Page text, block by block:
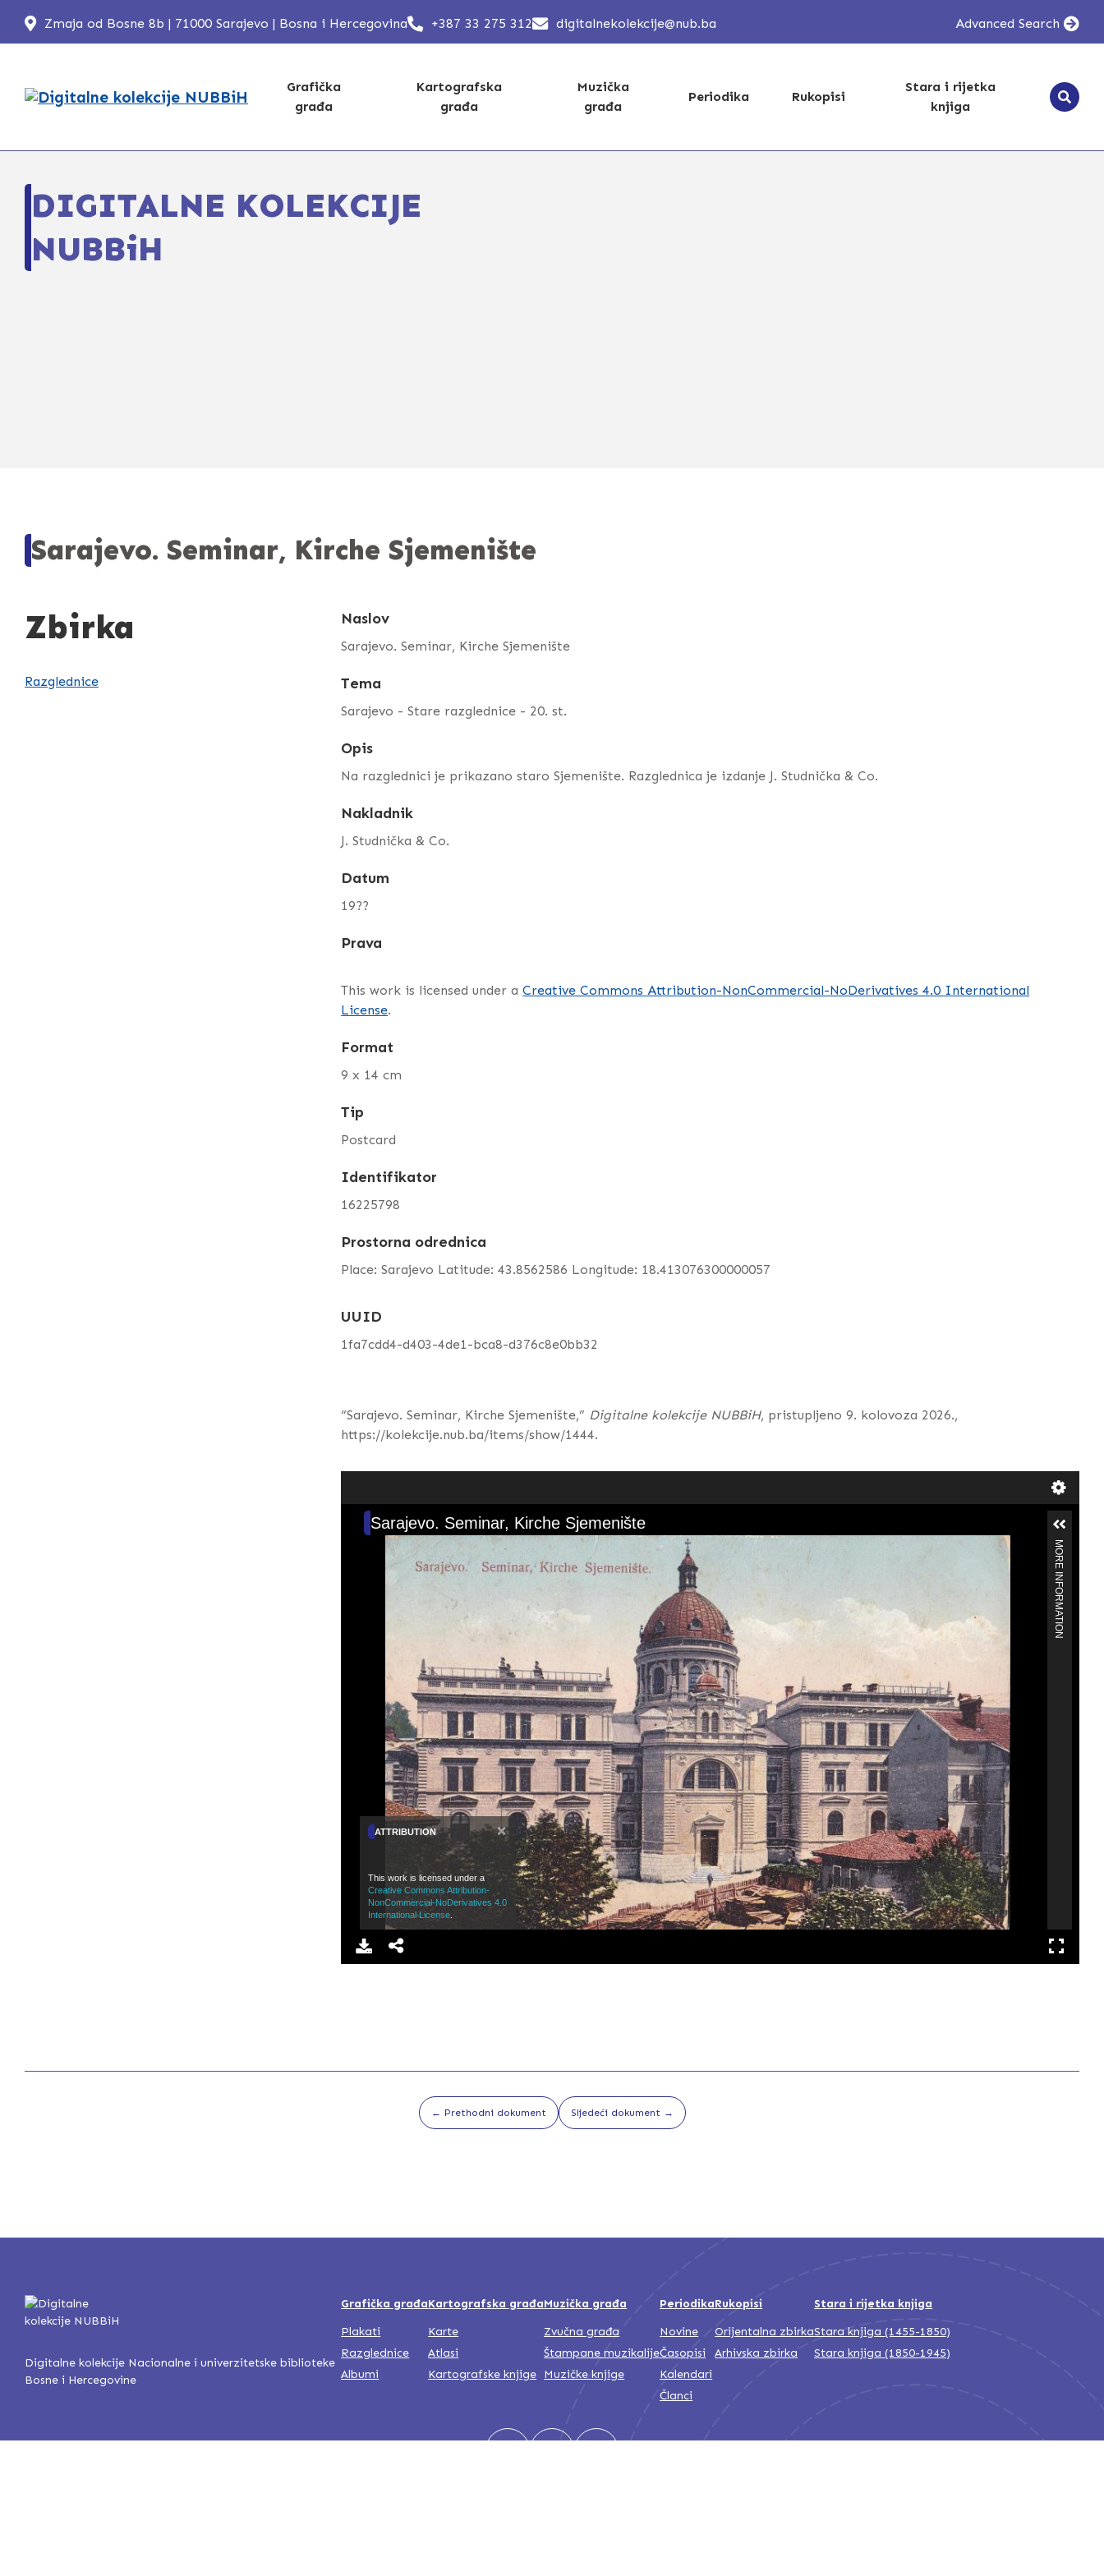
Zmaja od Bosne 8b | 71000 Sarajevo | Bosna i Hercegovina +387 33 275 312 digitalnekolekcije@nub.ba Advanced Search
Grafička
građa
Kartografska
građa
Muzička
građa
Periodika Rukopisi
Stara i rijetka
knjiga
DIGITALNE KOLEKCIJE
NUBBiH
Sarajevo. Seminar, Kirche Sjemenište
Zbirka
Razglednice
Naslov
Sarajevo. Seminar, Kirche Sjemenište
Tema
Sarajevo - Stare razglednice - 20. st.
Opis
Na razglednici je prikazano staro Sjemenište. Razglednica je izdanje J. Studnička & Co.
Nakladnik
J. Studnička & Co.
Datum
19??
Prava
This work is licensed under aCreative Commons Attribution-NonCommercial-NoDerivatives 4.0 International
License.
Format
9 x 14 cm
Tip
Postcard
Identifikator
16225798
Prostorna odrednica
Place: Sarajevo Latitude: 43.8562586 Longitude: 18.413076300000057
UUID
1fa7cdd4-d403-4de1-bca8-d376c8e0bb32
“Sarajevo. Seminar, Kirche Sjemenište,” Digitalne kolekcije NUBBiH, pristupljeno 9. kolovoza 2026.,
https://kolekcije.nub.ba/items/show/1444.
Sarajevo. Seminar, Kirche Sjemenište
ATTRIBUTION ×
This work is licensed under a
Creative Commons Attribution-
NonCommercial-NoDerivatives 4.0
International License
MORE INFORMATION
← Prethodni dokument Sljedeći dokument →
Digitalne kolekcije Nacionalne i univerzitetske biblioteke
Bosne i Hercegovine
Grafička građa
Plakati
Razglednice
Albumi
Kartografska građa
Karte
Atlasi
Kartografske knjige
Muzička građa
Zvučna građa
Štampane muzikalije
Muzičke knjige
Periodika
Novine
Časopisi
Kalendari
Članci
Rukopisi
Orijentalna zbirka
Arhivska zbirka
Stara i rijetka knjiga
Stara knjiga (1455-1850)
Stara knjiga (1850-1945)